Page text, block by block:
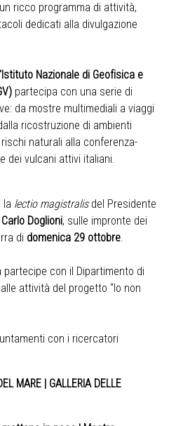
ricco programma di attività,
dedicati alla divulgazione
l'Istituto Nazionale di Geofisica e
partecipa con una serie di
da mostre multimediali a viaggi
ricostruzione di ambienti
naturali alla conferenza-
dei vulcani attivi italiani.
, la lectio magistralisdel Presidente
Doglioni, sulle impronte dei
di domenica 29 ottobre.
partecipe con il Dipartimento di
attività del progetto “Io non
con i ricercatori
MARE | GALLERIA DELLE